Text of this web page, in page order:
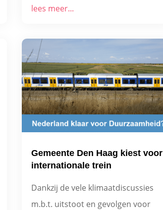
lees meer...
Gemeente Den Haag kiest voor
internationale trein
Dankzij de vele klimaatdiscussies
m.b.t. uitstoot en gevolgen voor